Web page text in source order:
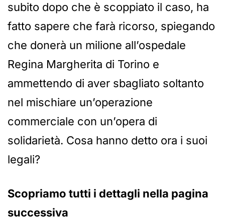
subito dopo che è scoppiato il caso, ha
fatto sapere che farà ricorso, spiegando
che donerà un milione all’ospedale
Regina Margherita di Torino e
ammettendo di aver sbagliato soltanto
nel mischiare un’operazione
commerciale con un’opera di
solidarietà. Cosa hanno detto ora i suoi
legali?
Scopriamo tutti i dettagli nella pagina
successiva